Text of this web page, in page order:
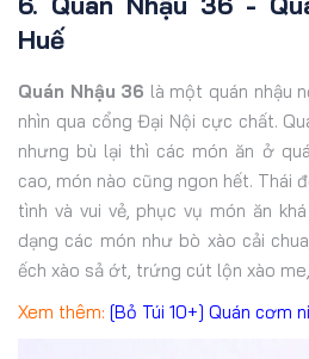
Huế
Quán Nhậu 36 là một quán nhậu
nhìn qua cổng Đại Nội cực chất.
nhưng bù lại thì các món ăn ở
cao, món nào cũng ngon hết. Thái
tình và vui vẻ, phục vụ món ăn
dạng các món như bò xào cải
ếch xào sả ớt, trứng cút lộn xào
Xem thêm: [Bỏ Túi 10+] Quán cơm